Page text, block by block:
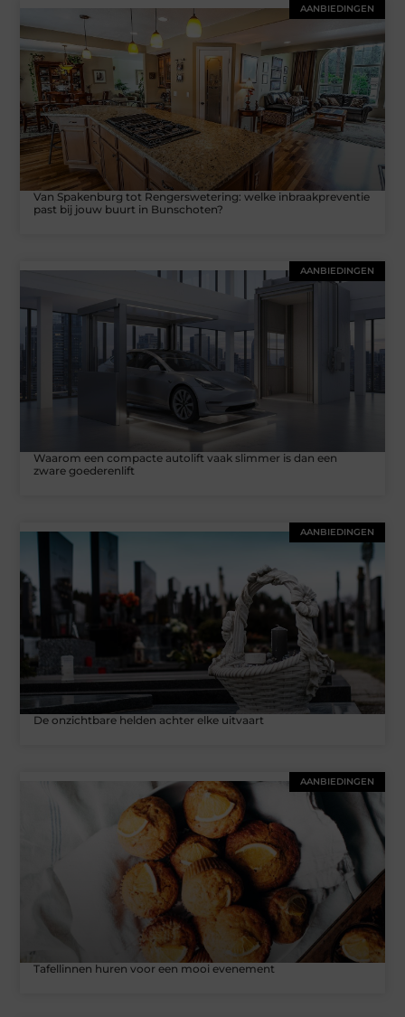
AANBIEDINGEN
Van Spakenburg tot Rengerswetering: welke inbraakpreventie
past bij jouw buurt in Bunschoten?
AANBIEDINGEN
Waarom een compacte autolift vaak slimmer is dan een
zware goederenlift
AANBIEDINGEN
De onzichtbare helden achter elke uitvaart
AANBIEDINGEN
Tafellinnen huren voor een mooi evenement